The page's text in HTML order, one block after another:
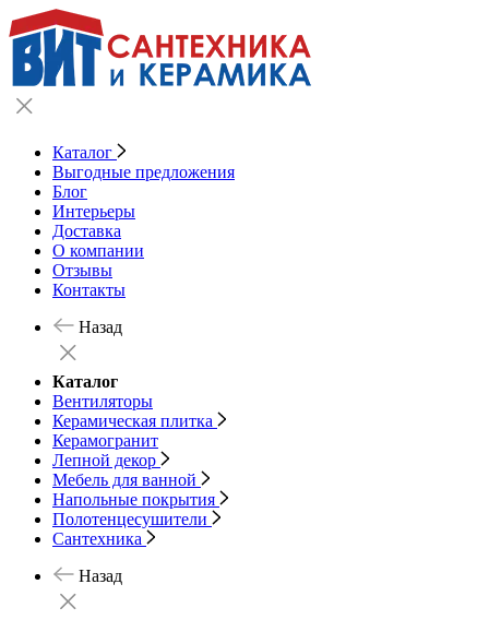
Каталог
Выгодные предложения
Блог
Интерьеры
Доставка
О компании
Отзывы
Контакты
Назад
Каталог
Вентиляторы
Керамическая плитка
Керамогранит
Лепной декор
Мебель для ванной
Напольные покрытия
Полотенцесушители
Сантехника
Назад